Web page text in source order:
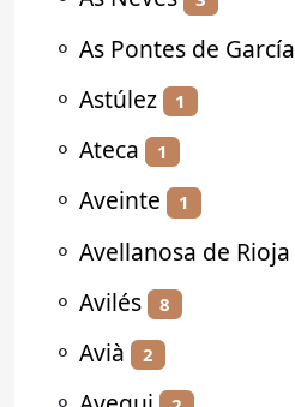
⚬ As Pontes de
⚬ Astúlez 1
⚬ Ateca 1
⚬ Aveinte 1
⚬ Avellanosa de Rioja
⚬ Avilés 8
⚬ Avià 2